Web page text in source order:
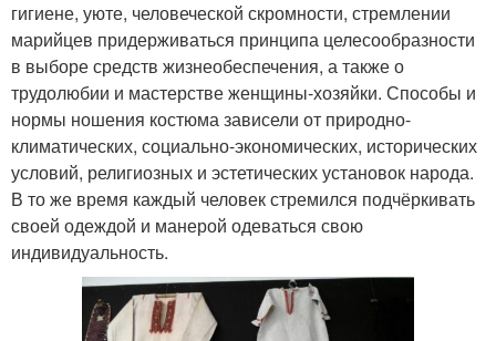
гигиене, уюте, человеческой скромности, стремлении
марийцев придерживаться принципа целесообразности
в выборе средств жизнеобеспечения, а также о
трудолюбии и мастерстве женщины-хозяйки. Способы и
нормы ношения костюма зависели от природно-
климатических, социально-экономических, исторических
условий, религиозных и эстетических установок народа.
В то же время каждый человек стремился подчёркивать
своей одеждой и манерой одеваться свою
индивидуальность.